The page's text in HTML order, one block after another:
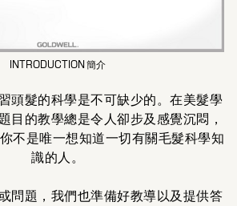
INTRODUCTION 簡介
頭髮的科學是不可缺少的。在美髮學
目的教學總是令人卻步及感覺沉悶，
不是唯一想知道一切有關毛髮科學知
識的人。
問題，我們也準備好教導以及提供答